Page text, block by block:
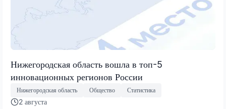
Нижегородская область вошла в топ-5
инновационных регионов России
Нижегородская область Общество Статистика
2 августа